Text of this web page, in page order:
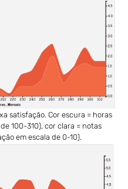
satisfação. Cor escura = horas
100-310), cor clara = notas
em escala de 0-10).